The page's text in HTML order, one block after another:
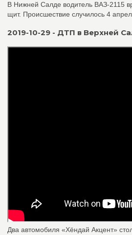
В Нижней Салде водитель ВАЗ‑2115
щит. Происшествие случилось 4
2019-10-29 - ДТП в Верхней
Два автомобиля «Хёндай Акцент»